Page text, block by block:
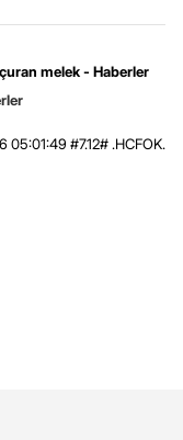
melek - Haberler
05:01:49 #7.12# .HCFOK.